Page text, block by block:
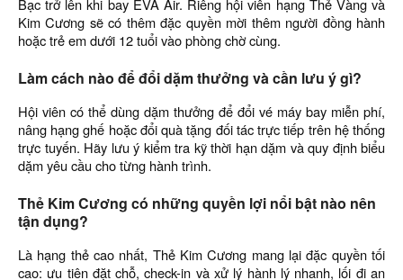
Bạc trở lên khi bay EVA Air. Riêng hội viên hạng Thẻ Vàng và
Kim Cương sẽ có thêm đặc quyền mời thêm người đồng hành
hoặc trẻ em dưới 12 tuổi vào phòng chờ cùng.
Làm cách nào để đổi dặm thưởng và cần lưu ý gì?
Hội viên có thể dùng dặm thưởng để đổi vé máy bay miễn phí,
nâng hạng ghế hoặc đổi quà tặng đối tác trực tiếp trên hệ thống
trực tuyến. Hãy lưu ý kiểm tra kỹ thời hạn dặm và quy định biểu
dặm yêu cầu cho từng hành trình.
Thẻ Kim Cương có những quyền lợi nổi bật nào nên
tận dụng?
Là hạng thẻ cao nhất, Thẻ Kim Cương mang lại đặc quyền tối
cao: ưu tiên đặt chỗ, check-in và xử lý hành lý nhanh, lối đi an